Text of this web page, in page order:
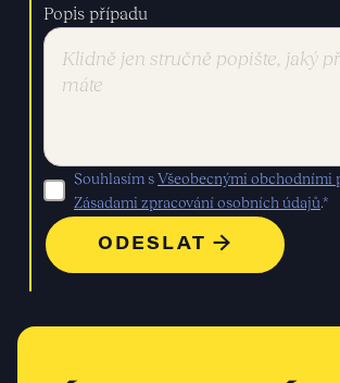
Popis případu
Souhlasím sVšeobecnými obchodními
Zásadami zpracování osobních údajů.*